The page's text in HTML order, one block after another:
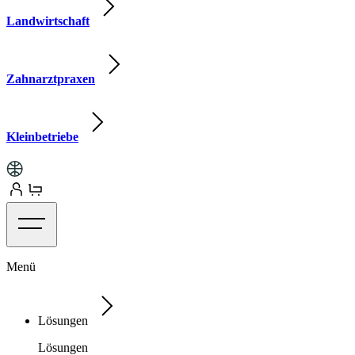
Landwirtschaft
Zahnarztpraxen
Kleinbetriebe
Menü
Lösungen
Lösungen